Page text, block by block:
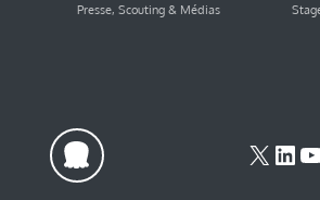
Presse, Scouting & Médias
X